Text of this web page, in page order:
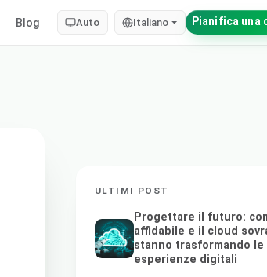
Blog Auto Italiano Pianifica una
ULTIMI POST
Progettare il futuro:
affidabile e il cloud
stanno trasformando le
esperienze digitali